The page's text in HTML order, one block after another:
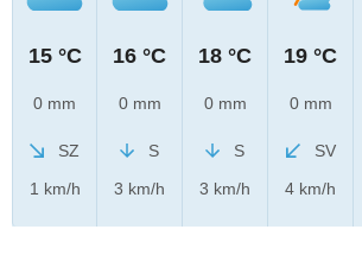
15 °C
0 mm
SZ
1 km/h
16 °C
0 mm
S
3 km/h
18 °C
0 mm
S
3 km/h
19 °C
0 mm
SV
4 km/h